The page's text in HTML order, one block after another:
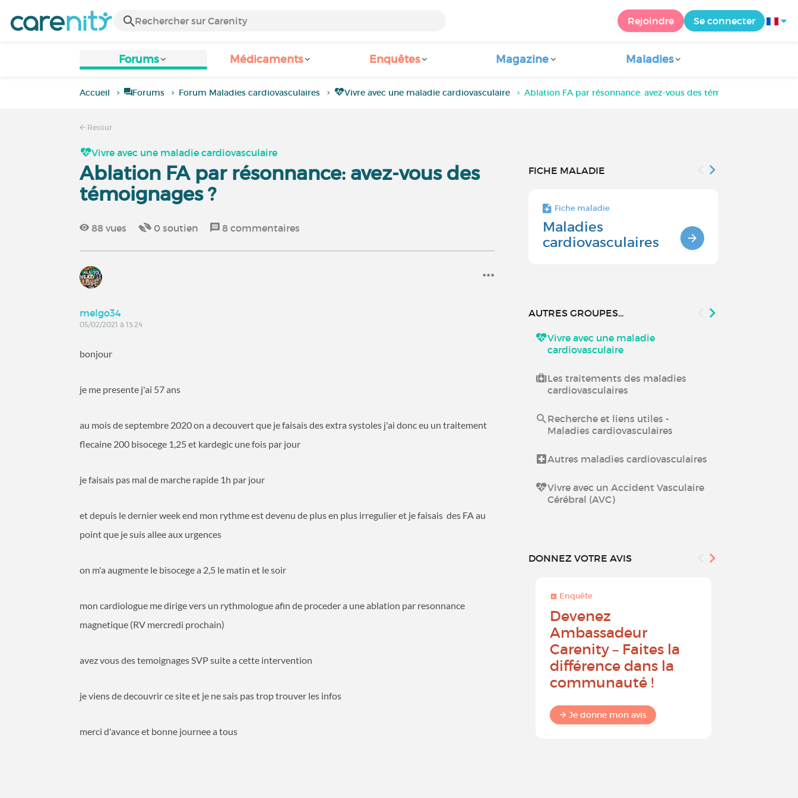
Rejoindre Se connecter
Forums Médicaments Enquêtes Magazine Maladies
Accueil Forums Forum Maladies cardiovasculaires Vivre avec une maladie cardiovasculaire Ablation FA par résonnance: avez-vous des témoignages ?
Retour
Vivre avec une maladie cardiovasculaire
Ablation FA par résonnance: avez-vous des
témoignages ?
88 vues 0 soutien 8 commentaires
melgo34
05/02/2021 à 13:24
bonjour
je me presente j'ai 57 ans
au mois de septembre 2020 on a decouvert que je faisais des extra systoles j'ai donc eu un traitement
flecaine 200 bisocege 1,25 et kardegic une fois par jour
je faisais pas mal de marche rapide 1h par jour
et depuis le dernier week end mon rythme est devenu de plus en plus irregulier et je faisais des FA au
point que je suis allee aux urgences
on m'a augmente le bisocege a 2,5 le matin et le soir
mon cardiologue me dirige vers un rythmologue afin de proceder a une ablation par resonnance
magnetique (RV mercredi prochain)
avez vous des temoignages SVP suite a cette intervention
je viens de decouvrir ce site et je ne sais pas trop trouver les infos
merci d'avance et bonne journee a tous
FICHE MALADIE
Fiche maladie
Maladies
cardiovasculaires
AUTRES GROUPES...
Vivre avec une maladie
cardiovasculaire
Les traitements des maladies
cardiovasculaires
Recherche et liens utiles -
Maladies cardiovasculaires
Autres maladies cardiovasculaires
Vivre avec un Accident Vasculaire
Cérébral (AVC)
DONNEZ VOTRE AVIS
Enquête
Devenez
Ambassadeur
Carenity – Faites la
différence dans la
communauté !
Je donne mon avis